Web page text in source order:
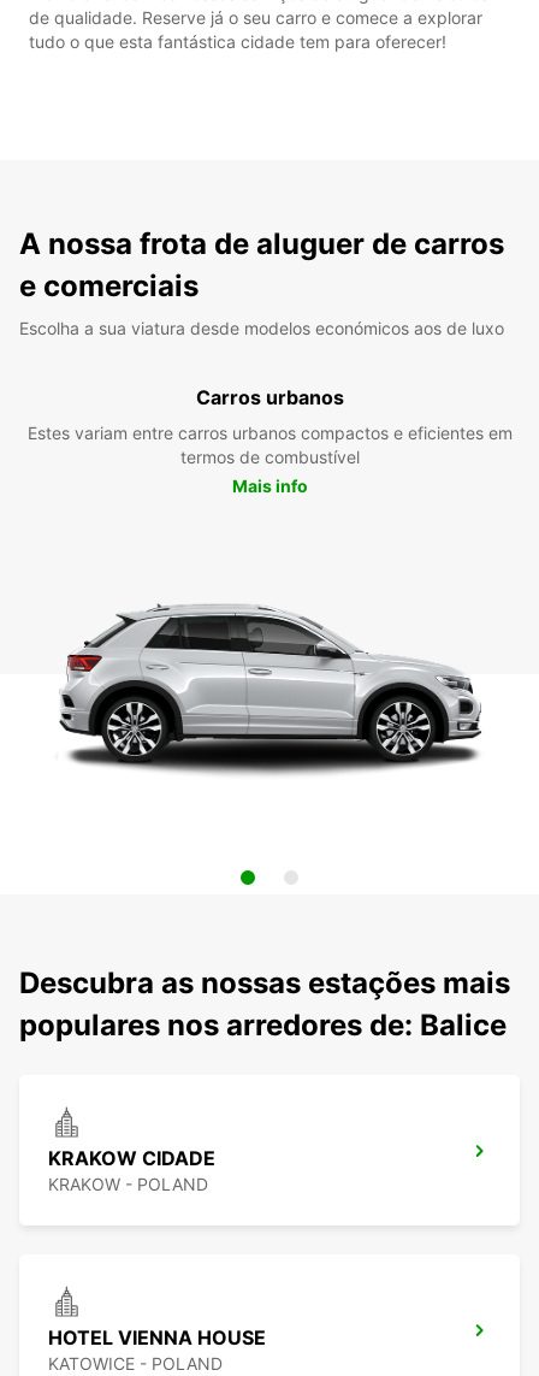
de qualidade. Reserve já o seu carro e comece a explorar
tudo o que esta fantástica cidade tem para oferecer!
A nossa frota de aluguer de carros
e comerciais
Escolha a sua viatura desde modelos económicos aos de luxo
Carros urbanos
Estes variam entre carros urbanos compactos e eficientes em
termos de combustível
Mais info
Descubra as nossas estações mais
populares nos arredores de: Balice
KRAKOW CIDADE
KRAKOW - POLAND
HOTEL VIENNA HOUSE
KATOWICE - POLAND